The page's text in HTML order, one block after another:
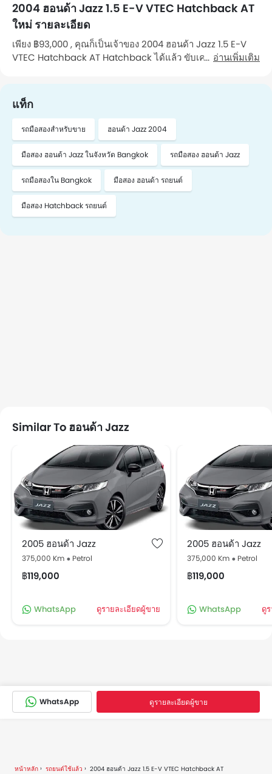
2004 ฮอนด้า Jazz 1.5 E-V VTEC Hatchback AT
ใหม่ รายละเอียด
เพียง ฿93,000 , คุณก็เป็นเจ้าของ 2004 ฮอนด้า Jazz 1.5 E-V
VTEC Hatchback AT Hatchback ได้แล้ว ขับเคลื่อนด้วย
จังหวัด Bangkok หากต้องการนัดหมาย โปรดติดต่อฉัน"
อ่านเพิ่มเติม
แท็ก
รถมือสองสำหรับขาย ฮอนด้า Jazz 2004
มือสอง ฮอนด้า Jazz ในจังหวัด Bangkok รถมือสอง ฮอนด้า Jazz
รถมือสองใน Bangkok มือสอง ฮอนด้า รถยนต์
มือสอง Hatchback รถยนต์
Similar To ฮอนด้า Jazz
2005 ฮอนด้า Jazz
375,000 Km Petrol
฿119,000
WhatsApp ดูรายละเอียดผู้ขาย
2005 ฮอนด้า Jazz
375,000 Km Petrol
฿119,000
WhatsApp ดู
WhatsApp ดูรายละเอียดผู้ขาย
หน้าหลัก รถยนต์ใช้แล้ว 2004 ฮอนด้า Jazz 1.5 E-V VTEC Hatchback AT